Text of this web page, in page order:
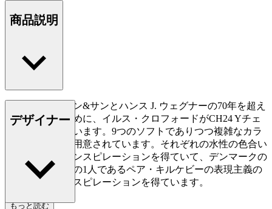
商品説明
カール・ハンセン&サンとハンス J. ウェグナーの70年を超え
る協業を祝すために、イルス・クロフォードがCH24 Yチェ
アを再解釈しています。9つのソフトでありつつ複雑なカラ
ーのパレットで用意されています。それぞれの水性の色合い
は、自然からインスピレーションを得ていて、デンマークの
最も著名な画家の1人であるペア・キルケビーの表現主義の
作品からもインスピレーションを得ています。
もっと読む
デザイナー